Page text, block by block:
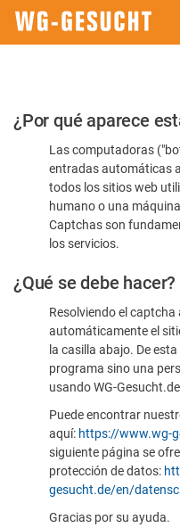
Por
favor,
confirme
humano
¿Por qué aparece
Las computadoras
entradas automáticas
todos los sitios web
humano o una
Captchas son
los servicios.
¿Qué se debe hacer?
Resolviendo el
automáticamente el
la casilla abajo. De
programa sino una
usando WG-
Puede encontrar
aquí: https://www.wg-
siguiente página se
protección de datos:
gesucht.de/en/
Gracias por su ayuda.